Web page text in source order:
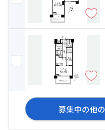
募集中の他の